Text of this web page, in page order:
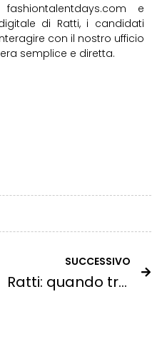
e
di Ratti, i candidati
con il nostro ufficio
semplice e diretta.
SUCCESSIVO
Ratti: quando tradizione e innovazione si fondono per creare eccellenza